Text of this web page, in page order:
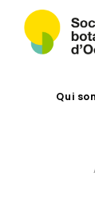
Qui